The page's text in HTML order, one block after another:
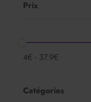
Prix
4€ - 37.9€
Catégories